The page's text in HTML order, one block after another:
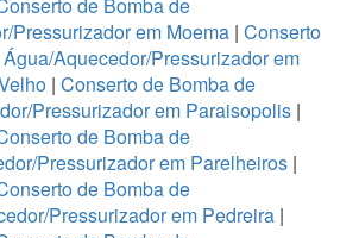
de Bomba de
Pressurizador em Moema| Conserto
Aquecedor/Pressurizador em
| Conserto de Bomba de
Pressurizador em Paraisopolis |
de Bomba de
Pressurizador em Parelheiros|
de Bomba de
Pressurizador em Pedreira |